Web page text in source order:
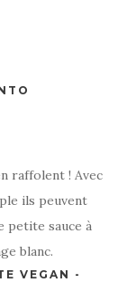
raffolent ! Avec
ils peuvent
petite sauce à
blanc.
VEGAN -